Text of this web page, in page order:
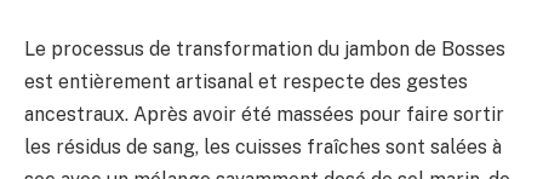
Le processus de transformation du jambon de Bosses
est entièrement artisanal et respecte des gestes
ancestraux. Après avoir été massées pour faire sortir
les résidus de sang, les cuisses fraîches sont salées à